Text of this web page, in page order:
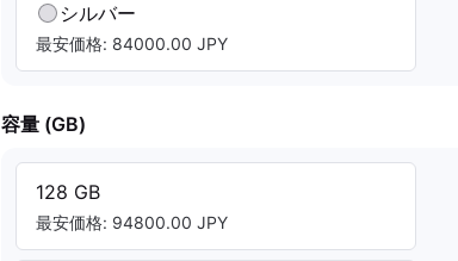
シルバー
最安価格: 84000.00 JPY
容量 (GB)
128 GB
最安価格: 94800.00 JPY